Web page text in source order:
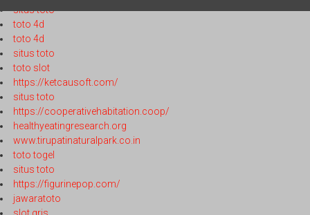
situs toto
toto 4d
toto 4d
situs toto
toto slot
https://ketcausoft.com/
situs toto
https://cooperativehabitation.coop/
healthyeatingresearch.org
www.tirupatinaturalpark.co.in
toto togel
situs toto
https://figurinepop.com/
jawaratoto
slot qris